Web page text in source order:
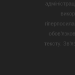
тексту.